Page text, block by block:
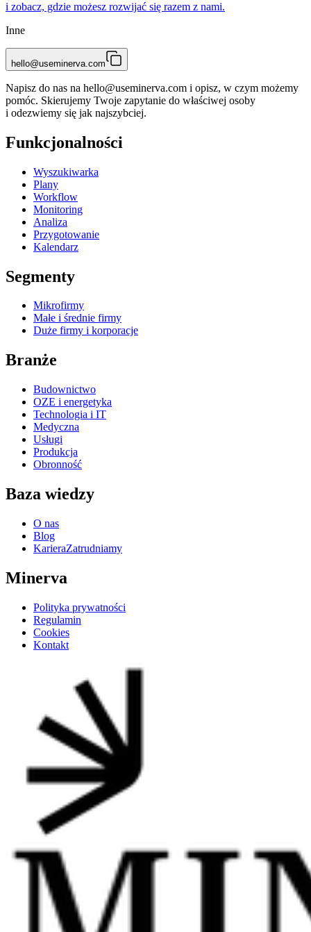
i zobacz, gdzie możesz rozwijać się razem z nami.
Inne
hello@useminerva.com
Napisz do nas na hello@useminerva.com i opisz, w czym możemy
pomóc. Skierujemy Twoje zapytanie do właściwej osoby
i odezwiemy się jak najszybciej.
Funkcjonalności
Wyszukiwarka
Plany
Workflow
Monitoring
Analiza
Przygotowanie
Kalendarz
Segmenty
Mikrofirmy
Małe i średnie firmy
Duże firmy i korporacje
Branże
Budownictwo
OZE i energetyka
Technologia i IT
Medyczna
Usługi
Produkcja
Obronność
Baza wiedzy
O nas
Blog
KarieraZatrudniamy
Minerva
Polityka prywatności
Regulamin
Cookies
Kontakt